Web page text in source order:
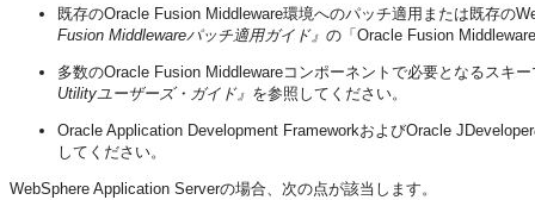
既存のOracle Fusion Middleware環境へのパッチ適用または既存の
Fusion Middlewareパッチ適用ガイド』 の「Oracle Fusion
多数のOracle Fusion Middlewareコンポーネントで必要となるスキ
Utilityユーザーズ・ガイド』 を参照してください。
Oracle Application Development FrameworkおよびOracle
してください。
WebSphere Application Serverの場合、次の点が該当します。